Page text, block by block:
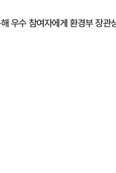
우수 참여자에게 환경부 장